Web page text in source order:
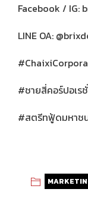
Facebook / IG:
LINE OA:
#ชายสี่คอร์ปอเร
#สตรีทฟู้ดมหาช